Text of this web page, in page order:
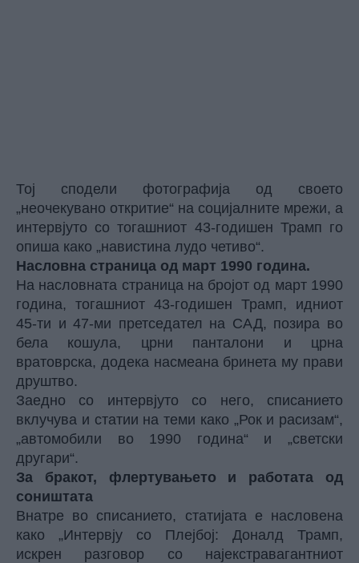
Тој сподели фотографија од своето
„неочекувано откритие“ на социјалните мрежи, а
интервјуто со тогашниот 43-годишен Трамп го
опиша како „навистина лудо четиво“.
Насловна страница од март 1990 година.
На насловната страница на бројот од март 1990
година, тогашниот 43-годишен Трамп, идниот
45-ти и 47-ми претседател на САД, позира во
бела кошула, црни панталони и црна
вратоврска, додека насмеана бринета му прави
друштво.
Заедно со интервјуто со него, списанието
вклучува и статии на теми како „Рок и расизам“,
„автомобили во 1990 година“ и „светски
другари“.
За бракот, флертувањето и работата од
соништата
Внатре во списанието, статијата е насловена
како „Интервју со Плејбој: Доналд Трамп,
искрен разговор со најекстравагантниот